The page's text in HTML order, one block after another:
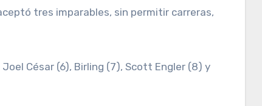
tres imparables, sin permitir carreras,
César (6), Birling (7), Scott Engler (8) y